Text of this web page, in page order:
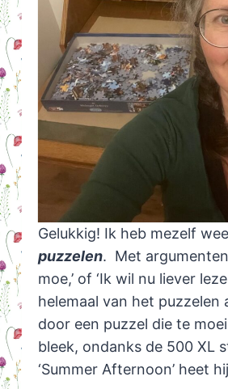
Gelukkig! Ik heb mezelf
puzzelen. Met argumenten
moe,’ of ‘Ik wil nu liever
helemaal van het puzzelen
door een puzzel die te
bleek, ondanks de 500 XL
‘Summer Afternoon’ heet